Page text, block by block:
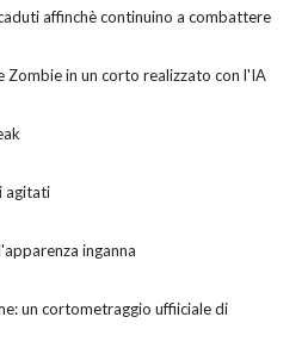
affinchè continuino a combattere
Zombie in un corto realizzato con l'IA
agitati
inganna
un cortometraggio uffiiciale di